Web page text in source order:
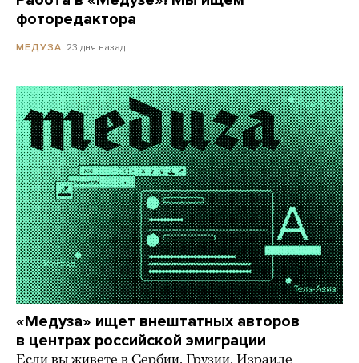
фоторедактора
МЕДУЗА 23 дня назад
«Медуза» ищет внештатных авторов
в центрах российской эмиграции